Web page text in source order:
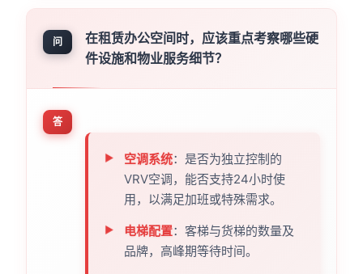
问
在租赁办公空间时，应该重点考察哪些硬
件设施和物业服务细节？
答
空调系统：是否为独立控制的
VRV空调，能否支持24小时使
用，以满足加班或特殊需求。
电梯配置：客梯与货梯的数量及
品牌，高峰期等待时间。